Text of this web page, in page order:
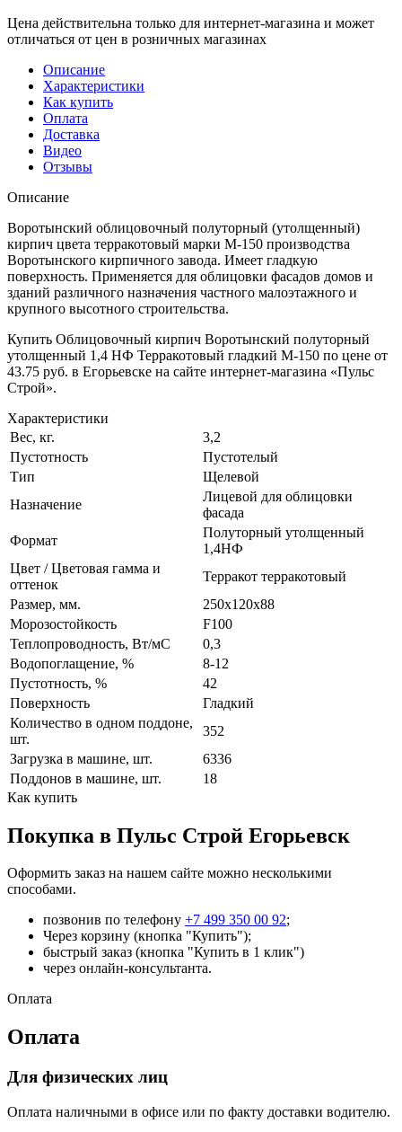
Цена действительна только для интернет-магазина и может
отличаться от цен в розничных магазинах
Описание
Характеристики
Как купить
Оплата
Доставка
Видео
Отзывы
Описание
Воротынский облицовочный полуторный (утолщенный)
кирпич цвета терракотовый марки М-150 производства
Воротынского кирпичного завода. Имеет гладкую
поверхность. Применяется для облицовки фасадов домов и
зданий различного назначения частного малоэтажного и
крупного высотного строительства.
Купить Облицовочный кирпич Воротынский полуторный
утолщенный 1,4 НФ Терракотовый гладкий М-150 по цене от
43.75 руб. в Егорьевске на сайте интернет-магазина «Пульс
Строй».
Характеристики
Вес, кг.
3,2
Пустотность
Пустотелый
Тип
Щелевой
Назначение
Лицевой для облицовки
фасада
Формат
Полуторный утолщенный
1,4НФ
Цвет / Цветовая гамма и
оттенок
Терракот терракотовый
Размер, мм.
250х120х88
Морозостойкость
F100
Теплопроводность, Вт/мC
0,3
Водопоглащение, %
8-12
Пустотность, %
42
Поверхность
Гладкий
Количество в одном поддоне,
шт.
352
Загрузка в машине, шт.
6336
Поддонов в машине, шт.
18
Как купить
Покупка в Пульс Строй Егорьевск
Оформить заказ на нашем сайте можно несколькими
способами.
позвонив по телефону +7 499 350 00 92;
Через корзину (кнопка "Купить");
быстрый заказ (кнопка "Купить в 1 клик")
через онлайн-консультанта.
Оплата
Оплата
Для физических лиц
Оплата наличными в офисе или по факту доставки водителю.